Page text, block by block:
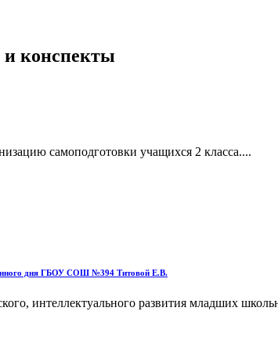
и конспекты
самоподготовки учащихся 2 класса....
дня ГБОУ СОШ №394 Титовой Е.В.
интеллектуального развития младших